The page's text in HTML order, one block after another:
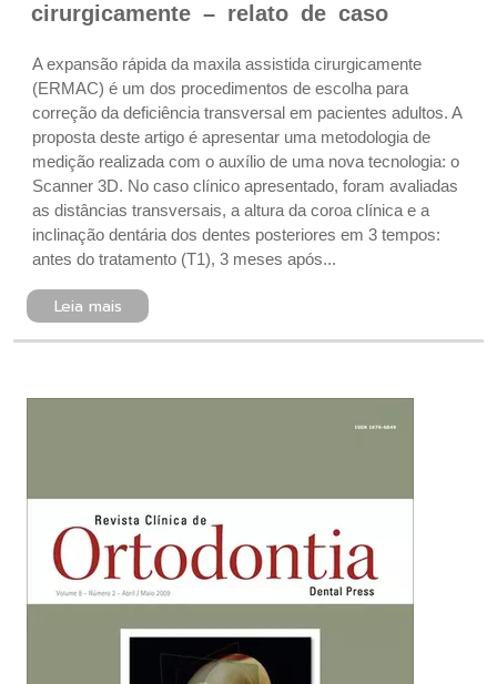
cirurgicamente – relato de caso
A expansão rápida da maxila assistida cirurgicamente
(ERMAC) é um dos procedimentos de escolha para
correção da deficiência transversal em pacientes adultos. A
proposta deste artigo é apresentar uma metodologia de
medição realizada com o auxílio de uma nova tecnologia: o
Scanner 3D. No caso clínico apresentado, foram avaliadas
as distâncias transversais, a altura da coroa clínica e a
inclinação dentária dos dentes posteriores em 3 tempos:
antes do tratamento (T1), 3 meses após...
Leia mais